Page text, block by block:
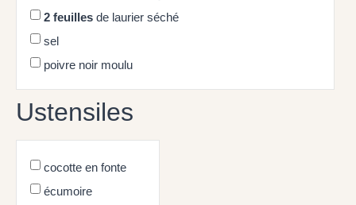
2 feuilles de laurier séché
sel
poivre noir moulu
Ustensiles
cocotte en fonte
écumoire